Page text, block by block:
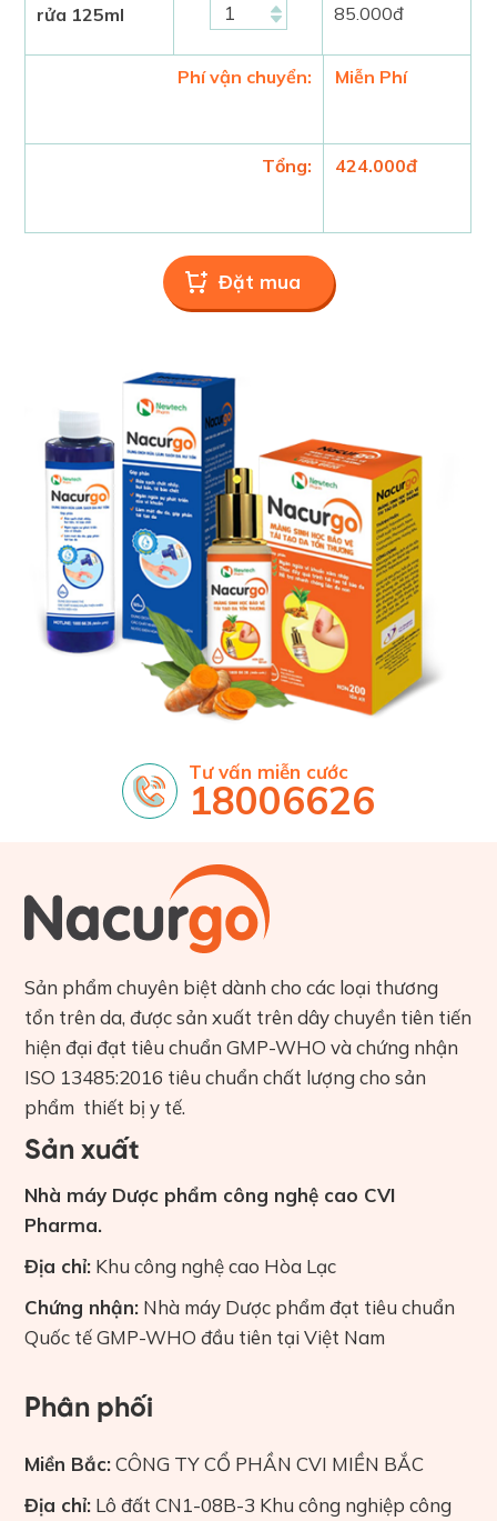
rửa 125ml
85.000đ
Phí vận chuyển: Miễn Phí
Tổng: 424.000đ
Tư vấn miễn cước
18006626
Sản phẩm chuyên biệt dành cho các loại thương
tổn trên da, được sản xuất trên dây chuyền tiên tiến
hiện đại đạt tiêu chuẩn GMP-WHO và chứng nhận
ISO 13485:2016 tiêu chuẩn chất lượng cho sản
phẩm thiết bị y tế.
Sản xuất
Nhà máy Dược phẩm công nghệ cao CVI
Pharma.
Địa chỉ: Khu công nghệ cao Hòa Lạc
Chứng nhận: Nhà máy Dược phẩm đạt tiêu chuẩn
Quốc tế GMP-WHO đầu tiên tại Việt Nam
Phân phối
Miền Bắc:CÔNG TY CỔ PHẦN CVI MIỀN BẮC
Địa chỉ: Lô đất CN1-08B-3 Khu công nghiệp công